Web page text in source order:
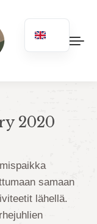
2020
samaan
lähellä.